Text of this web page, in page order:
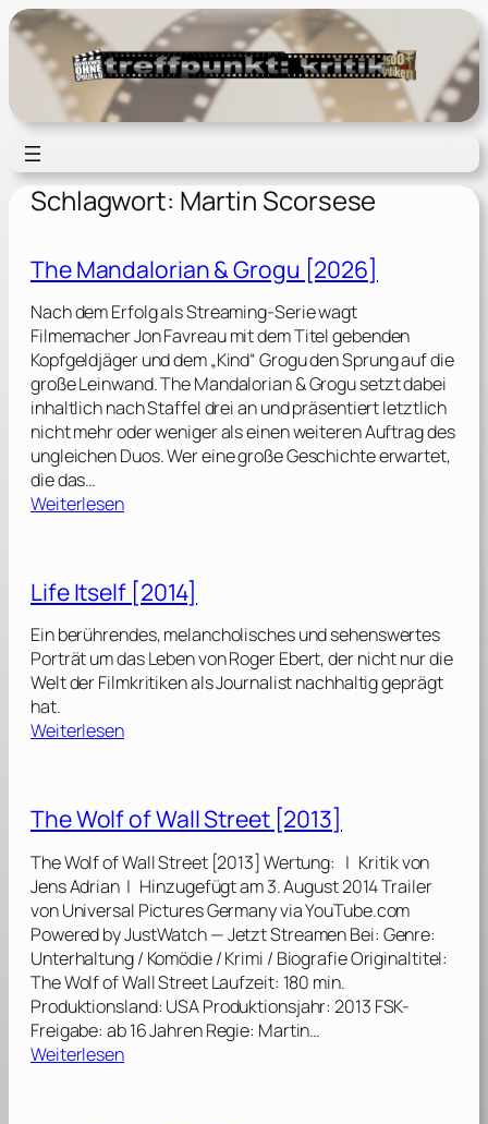
Zum
Inhalt
springen
Schlagwort: Martin Scorsese
The Mandalorian & Grogu [2026]
Nach dem Erfolg als Streaming-Serie wagt
Filmemacher Jon Favreau mit dem Titel gebenden
Kopfgeldjäger und dem „Kind“ Grogu den Sprung auf die
große Leinwand. The Mandalorian & Grogu setzt dabei
inhaltlich nach Staffel drei an und präsentiert letztlich
nicht mehr oder weniger als einen weiteren Auftrag des
ungleichen Duos. Wer eine große Geschichte erwartet,
die das…
Weiterlesen:
M
n
d
a
o
a
n
&
G
r
o
g
u
[
2
Life Itself [2014]
Ein berührendes, melancholisches und sehenswertes
Porträt um das Leben von Roger Ebert, der nicht nur die
Welt der Filmkritiken als Journalist nachhaltig geprägt
hat.
Weiterlesen:
e
I
t
s
e
l
f
[
2
0
1
The Wolf of Wall Street [2013]
The Wolf of Wall Street [2013] Wertung: | Kritik von
Jens Adrian | Hinzugefügt am 3. August 2014 Trailer
von Universal Pictures Germany via YouTube.com
Powered by JustWatch — Jetzt Streamen Bei: Genre:
Unterhaltung / Komödie / Krimi / Biografie Originaltitel:
The Wolf of Wall Street Laufzeit: 180 min.
Produktionsland: USA Produktionsjahr: 2013 FSK-
Freigabe: ab 16 Jahren Regie: Martin…
Weiterlesen: